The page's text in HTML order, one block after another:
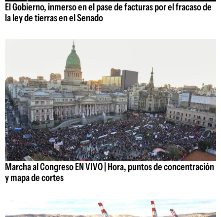
El Gobierno, inmerso en el pase de facturas por el fracaso de
la ley de tierras en el Senado
Marcha al Congreso EN VIVO | Hora, puntos de concentración
y mapa de cortes